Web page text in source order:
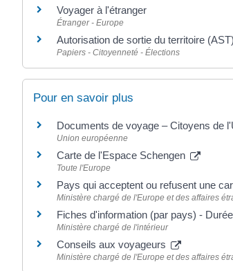
Voyager à l'étranger
Étranger - Europe
Autorisation de sortie du territoire (AST)
Papiers - Citoyenneté - Élections
Pour en savoir plus
Documents de voyage – Citoyens de
Union européenne
Carte de l'Espace Schengen
Toute l'Europe
Pays qui acceptent ou refusent une
Ministère chargé de l'Europe et des affaires
Fiches d'information (par pays) -
Ministère chargé de l'intérieur
Conseils aux voyageurs
Ministère chargé de l'Europe et des affaires